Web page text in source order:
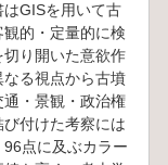
GISを用いて古
的・定量的に検
り開いた意欲作
る視点から古墳
・景観・政治権
付けた考察には
点に及ぶカラー